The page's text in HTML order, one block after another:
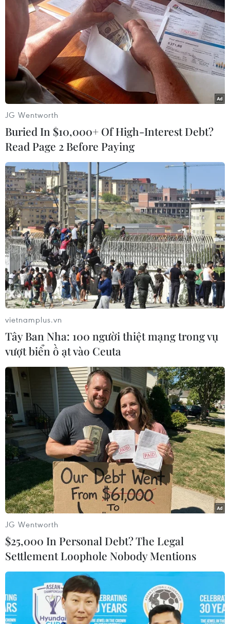
#xe điện #pin nhiên liệu hydro
#công nghệ ôtô
#thị trường ôtô
Hàn Quốc
Theo dõi VietnamPlus
TIN LIÊN QUAN
Hãng Toyota đầu tư 730 tỷ yen cho sản
xuất pin xe điện
31/08/2022 09:58
Toyota đặt mục tiêu bắt đầu sản xuất pin trong khoảng
thời gian từ năm 2024 đến 2026 với khoản đầu tư
nhằm tăng công suất sản xuất pin tại cả Nhật Bản và
Mỹ lên tới 40GWh.
JG Wentworth
Buried In $10,000+ Of High-Interest Debt?
Read Page 2 Before Paying
vietnamplus.vn
Tây Ban Nha: 100 người thiệt mạng trong vụ
vượt biển ồ ạt vào Ceuta
JG Wentworth
$25,000 In Personal Debt? The Legal
Settlement Loophole Nobody Mentions